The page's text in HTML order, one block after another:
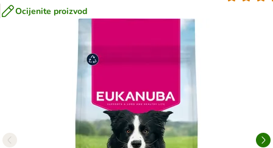
Ocijenite proizvod